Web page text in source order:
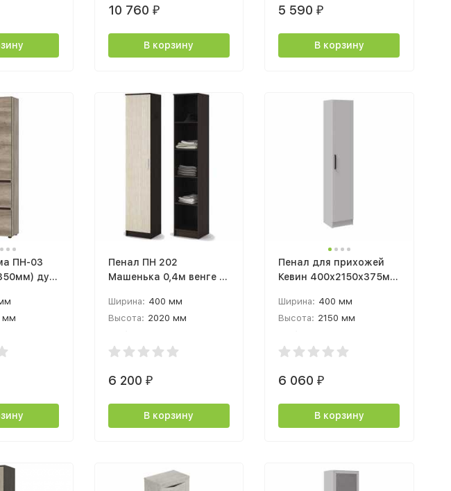
10 760 ₽
В корзину
5 590 ₽
В корзину
ПН-03
дуб
мм
Пенал ПН 202
Машенька 0,4м венге /
Ширина: 400 мм
Высота: 2020 мм
6 200 ₽
В корзину
Пенал для прихожей
Кевин 400х2150х375мм
Ширина: 400 мм
Высота: 2150 мм
6 060 ₽
В корзину